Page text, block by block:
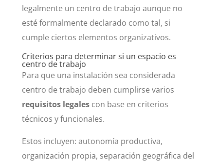
legalmente un centro de trabajo aunque no
esté formalmente declarado como tal, si
cumple ciertos elementos organizativos.
Criterios para determinar si un espacio es
centro de trabajo
Para que una instalación sea considerada
centro de trabajo deben cumplirse varios
requisitos legalescon base en criterios
técnicos y funcionales.
Estos incluyen: autonomía productiva,
organización propia, separación geográfica del